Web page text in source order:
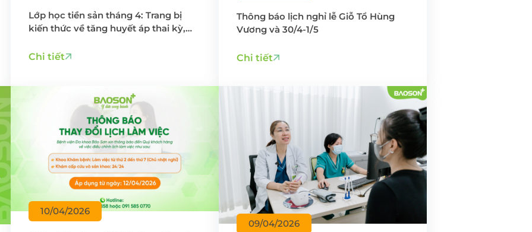
Lớp học tiền sản tháng 4: Trang bị
kiến thức về tăng huyết áp thai kỳ,
thềm Đại lễ
Chi tiết
Thông báo lịch nghỉ lễ Giỗ Tổ Hùng
Vương và 30/4-1/5
Chi tiết
10/04/2026
09/04/2026